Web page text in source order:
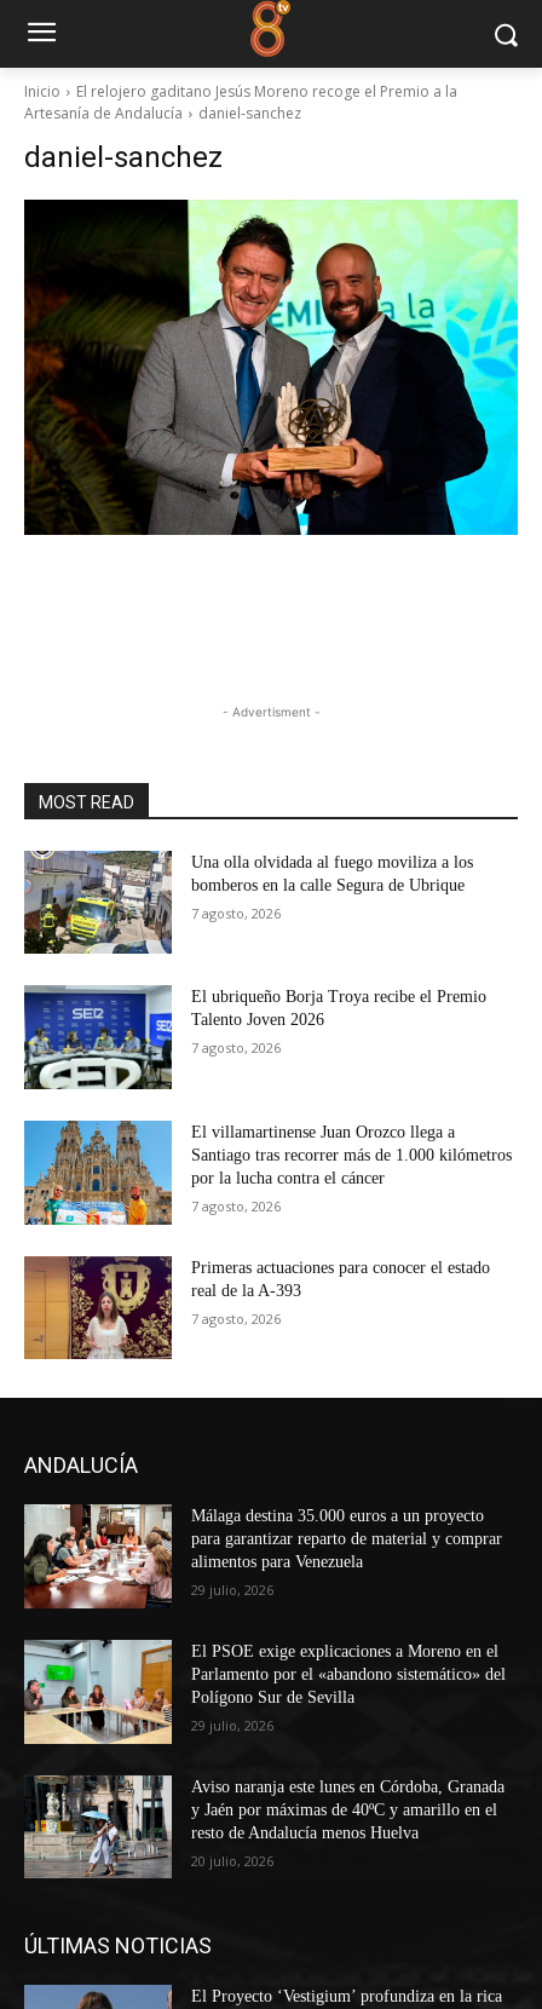
Inicio
El relojero gaditano Jesús Moreno recoge el Premio a la
Artesanía de Andalucía
daniel-sanchez
daniel-sanchez
- Advertisment -
MOST READ
Una olla olvidada al fuego moviliza a los
bomberos en la calle Segura de Ubrique
7 agosto, 2026
El ubriqueño Borja Troya recibe el Premio
Talento Joven 2026
7 agosto, 2026
El villamartinense Juan Orozco llega a
Santiago tras recorrer más de 1.000 kilómetros
por la lucha contra el cáncer
7 agosto, 2026
Primeras actuaciones para conocer el estado
real de la A-393
7 agosto, 2026
ANDALUCÍA
Málaga destina 35.000 euros a un proyecto
para garantizar reparto de material y comprar
alimentos para Venezuela
29 julio, 2026
El PSOE exige explicaciones a Moreno en el
Parlamento por el «abandono sistemático» del
Polígono Sur de Sevilla
29 julio, 2026
Aviso naranja este lunes en Córdoba, Granada
y Jaén por máximas de 40ºC y amarillo en el
resto de Andalucía menos Huelva
20 julio, 2026
ÚLTIMAS NOTICIAS
El Proyecto ‘Vestigium’ profundiza en la rica